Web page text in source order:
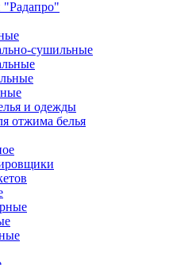
"Радапро"
сушильные
и одежды
отжима белья